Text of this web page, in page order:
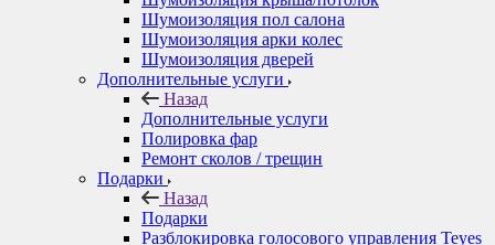
Шумоизоляция пол салона
Шумоизоляция арки колес
Шумоизоляция дверей
Дополнительные услуги
Назад
Дополнительные услуги
Полировка фар
Ремонт сколов / трещин
Подарки
Назад
Подарки
Разблокировка голосового управления Teyes